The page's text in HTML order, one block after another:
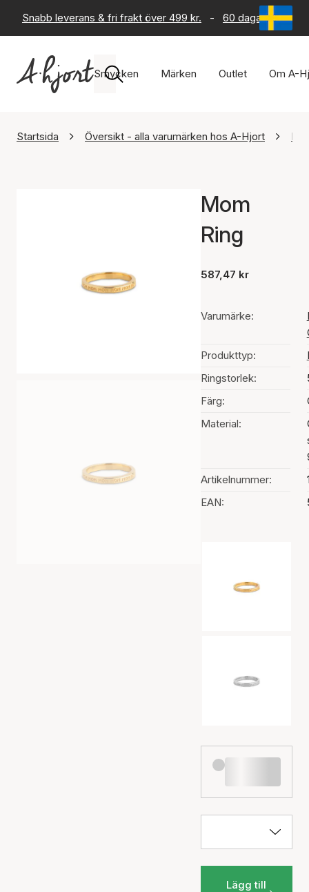
Snabb leverans & fri frakt över 499 kr. - 60 dagars
Smycken Märken Outlet Om A-
Startsida Översikt - alla varumärken hos A-Hjort
Mom
Ring
587,47 kr
Varumärke:
Produkttyp:
Ringstorlek:
Färg:
Material:
Artikelnummer:
EAN:
Lägg till